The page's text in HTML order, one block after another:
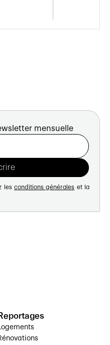
mensuelle
les conditions générales et la